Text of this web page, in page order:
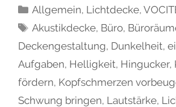
Allgemein, Lichtdecke,
Akustikdecke, Büro,
Deckengestaltung, Dunkelheit,
Aufgaben, Helligkeit, Hingucker,
fördern, Kopfschmerzen
Schwung bringen, Lautstärke,